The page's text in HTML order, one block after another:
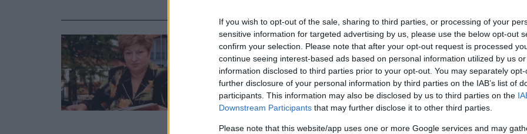
If you wish to opt-out of the sale, sharing to third parties, or processing of your
sensitive information for targeted advertising by us, please use the below opt-out
confirm your selection. Please note that after your opt-out request is processed
continue seeing interest-based ads based on personal information utilized by us
information disclosed to third parties prior to your opt-out. You may separately
further disclosure of your personal information by third parties on the IAB’s list of
participants. This information may also be disclosed by us to third parties on the
Downstream Participants that may further disclose it to other third parties.
Please note that this website/app uses one or more Google services and may
Δεν έχουμε βγει έξω, ακούμε συνέχεια
βομβαρδισμούς, λέει στο
protothema.gr η πρόεδρος των
Ελλήνων της Ουκρανίας
15.03.2022, 12:26 6